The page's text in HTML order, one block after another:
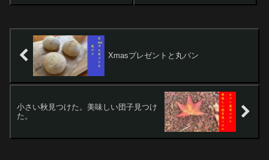
Xmasプレゼントと丸パン
小さい秋見つけた。美味しい団子見つけ
た。